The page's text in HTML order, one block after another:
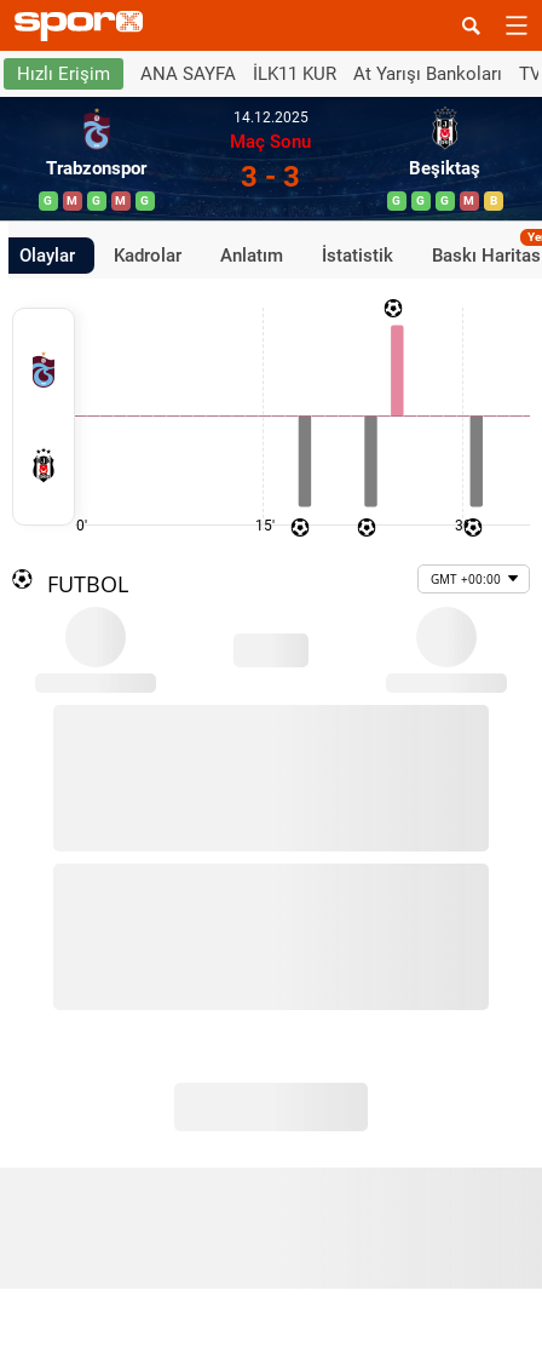
Hızlı Erişim ANA SAYFA İLK11 KUR At Yarışı Bankoları
Trabzonspor
G M G M G
14.12.2025
Maç Sonu
3 - 3 Beşiktaş
G G G M B
Olaylar Kadrolar Anlatım İstatistik Baskı
0' 15' 30'
FUTBOL GMT +00:00